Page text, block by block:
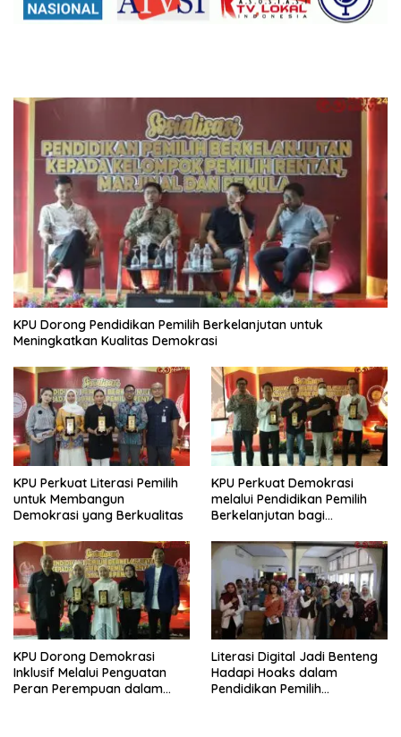
KPU Dorong Pendidikan Pemilih Berkelanjutan untuk
Meningkatkan Kualitas Demokrasi
KPU Perkuat Literasi Pemilih
untuk Membangun
Demokrasi yang Berkualitas
KPU Perkuat Demokrasi
melalui Pendidikan Pemilih
Berkelanjutan bagi
dan Pemula
KPU Dorong Demokrasi
Inklusif Melalui Penguatan
Peran Perempuan dalam
Literasi Digital Jadi Benteng
Hadapi Hoaks dalam
Pendidikan Pemilih